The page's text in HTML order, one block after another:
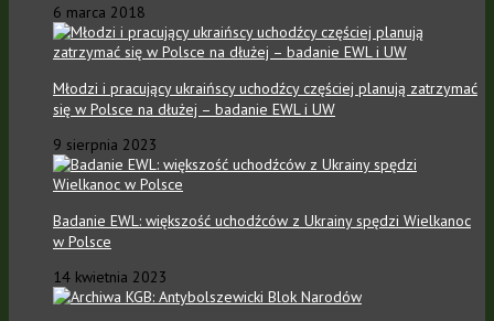
6 marca 2018
Młodzi i pracujący ukraińscy uchodźcy częściej planują zatrzymać
się w Polsce na dłużej – badanie EWL i UW
9 sierpnia 2023
Badanie EWL: większość uchodźców z Ukrainy spędzi Wielkanoc
w Polsce
14 kwietnia 2023